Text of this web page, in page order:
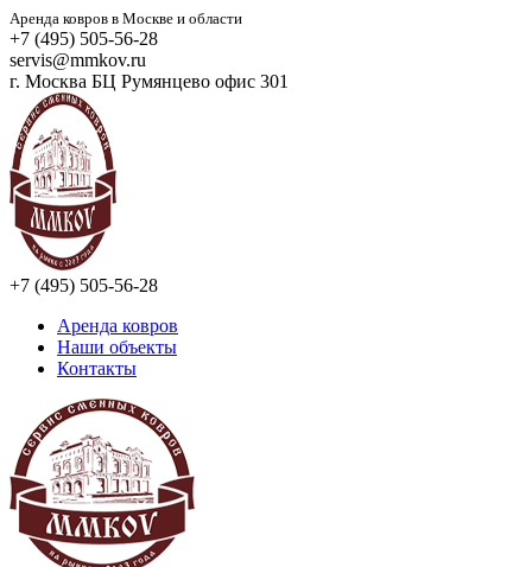
Аренда ковров в Москве и области
+7 (495) 505-56-28
servis@mmkov.ru
г. Москва БЦ Румянцево офис 301
+7 (495) 505-56-28
Аренда ковров
Наши объекты
Контакты